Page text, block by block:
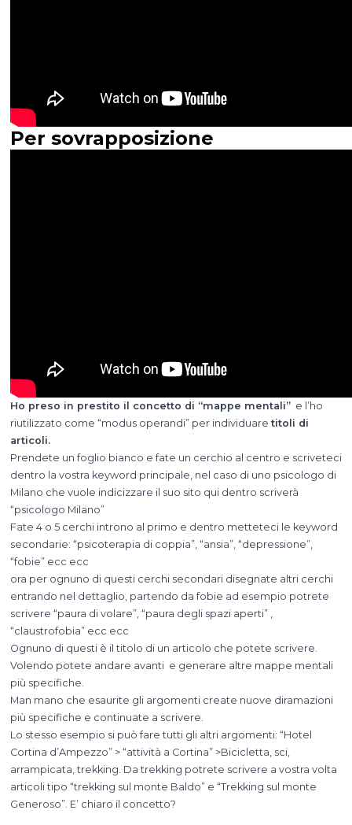
Per sovrapposizione
Ho preso in prestito il concetto di “mappe mentali”e l’ho
riutilizzato come “modus operandi” per individuaretitoli di
articoli.
Prendete un foglio bianco e fate un cerchio al centro e scriveteci
dentro la vostra keyword principale, nel caso di uno psicologo di
Milano che vuole indicizzare il suo sito qui dentro scriverà
“psicologo Milano”
Fate 4 o 5 cerchi introno al primo e dentro metteteci le keyword
secondarie: “psicoterapia di coppia”, “ansia”, “depressione”,
“fobie” ecc ecc
ora per ognuno di questi cerchi secondari disegnate altri cerchi
entrando nel dettaglio, partendo da fobie ad esempio potrete
scrivere “paura di volare”, “paura degli spazi aperti” ,
“claustrofobia” ecc ecc
Ognuno di questi è il titolo di un articolo che potete scrivere.
Volendo potete andare avanti e generare altre mappe mentali
più specifiche.
Man mano che esaurite gli argomenti create nuove diramazioni
più specifiche e continuate a scrivere.
Lo stesso esempio si può fare tutti gli altri argomenti: “Hotel
Cortina d’Ampezzo” > “attività a Cortina” >Bicicletta, sci,
arrampicata, trekking. Da trekking potrete scrivere a vostra volta
articoli tipo “trekking sul monte Baldo” e “Trekking sul monte
Generoso”. E’ chiaro il concetto?